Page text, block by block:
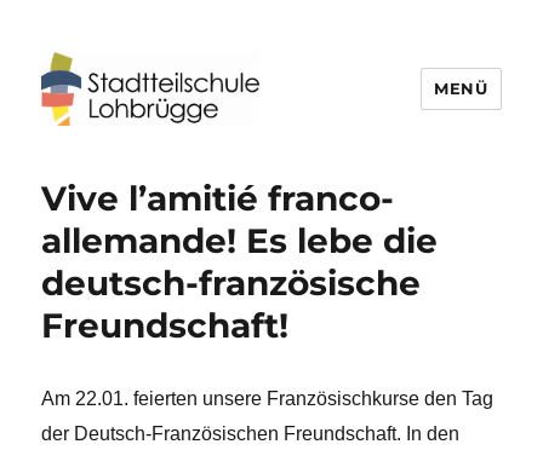
MENÜ
Vive l’amitié franco-
allemande! Es lebe die
deutsch-französische
Freundschaft!
Am 22.01. feierten unsere Französischkurse den Tag
der Deutsch-Französischen Freundschaft. In den